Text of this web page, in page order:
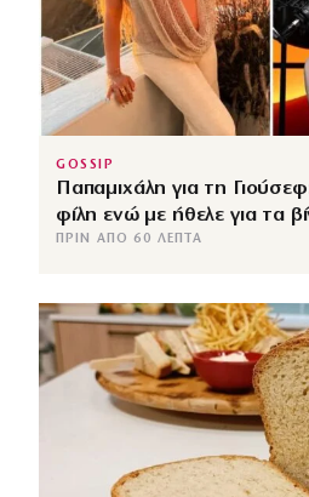
GOSSIP
Παπαμιχάλη για τη
φίλη ενώ με ήθελε για τα
ΠΡΙΝ ΑΠΌ 60 ΛΕΠΤΆ